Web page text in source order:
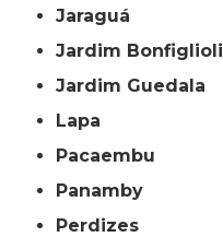
Jaraguá
Jardim Bonfiglioli
Jardim Guedala
Lapa
Pacaembu
Panamby
Perdizes